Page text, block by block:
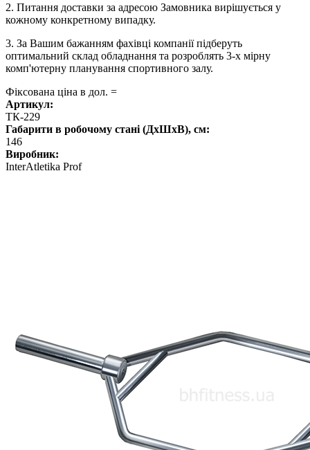
2. Питання доставки за адресою Замовника вирішується у
кожному конкретному випадку.
3. За Вашим бажанням фахівці компанії підберуть
оптимальний склад обладнання та розроблять 3-х мірну
комп'ютерну планування спортивного залу.
Фіксована ціна в дол. =
Артикул:
ТК-229
Габарити в робочому стані (ДхШхВ), см:
146
Виробник:
InterAtletika Prof